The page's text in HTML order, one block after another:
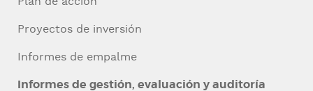
Proyectos de inversión
Informes de empalme
Informes de gestión, evaluación y auditoría